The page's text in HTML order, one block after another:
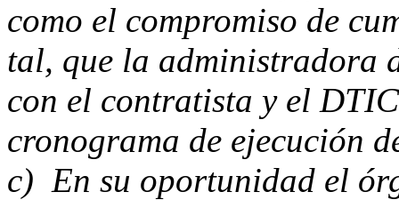
como el compromiso de
tal, que la administradora
con el contratista y el
cronograma de ejecución
c) En su oportunidad el